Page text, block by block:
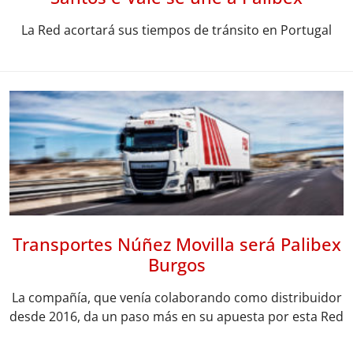
La Red acortará sus tiempos de tránsito en Portugal
Transportes Núñez Movilla será Palibex
Burgos
La compañía, que venía colaborando como distribuidor
desde 2016, da un paso más en su apuesta por esta Red